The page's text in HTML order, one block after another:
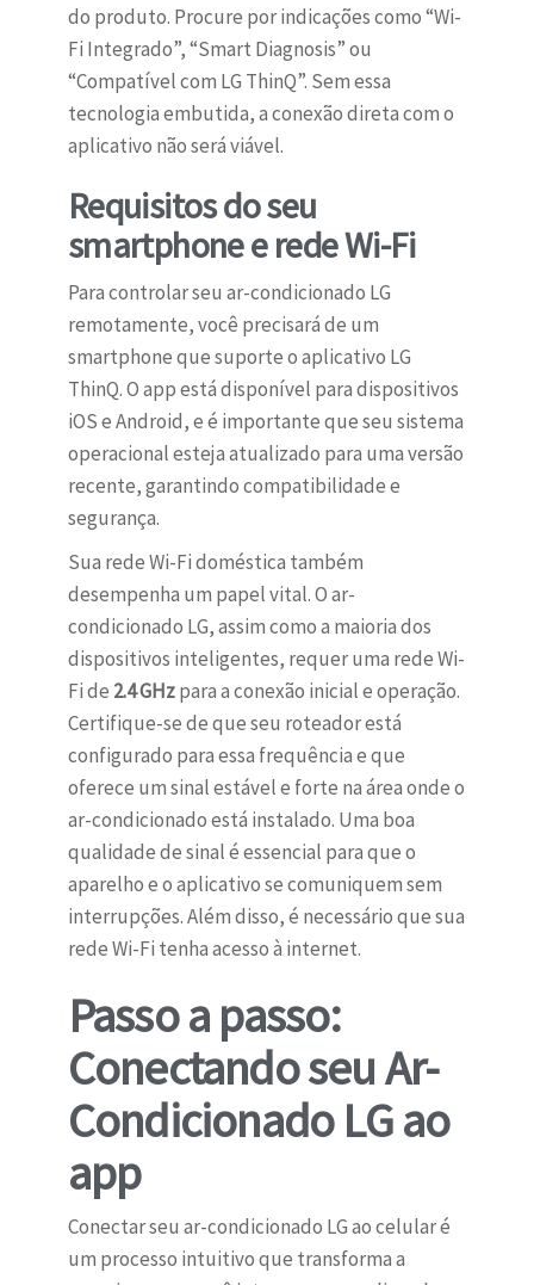
do produto. Procure por indicações como “Wi-
Fi Integrado”, “Smart Diagnosis” ou
“Compatível com LG ThinQ”. Sem essa
tecnologia embutida, a conexão direta com o
aplicativo não será viável.
Requisitos do seu
smartphone e rede Wi-Fi
Para controlar seu ar-condicionado LG
remotamente, você precisará de um
smartphone que suporte o aplicativo LG
ThinQ. O app está disponível para dispositivos
iOS e Android, e é importante que seu sistema
operacional esteja atualizado para uma versão
recente, garantindo compatibilidade e
segurança.
Sua rede Wi-Fi doméstica também
desempenha um papel vital. O ar-
condicionado LG, assim como a maioria dos
dispositivos inteligentes, requer uma rede Wi-
Fi de 2.4 GHzpara a conexão inicial e operação.
Certifique-se de que seu roteador está
configurado para essa frequência e que
oferece um sinal estável e forte na área onde o
ar-condicionado está instalado. Uma boa
qualidade de sinal é essencial para que o
aparelho e o aplicativo se comuniquem sem
interrupções. Além disso, é necessário que sua
rede Wi-Fi tenha acesso à internet.
Passo a passo:
Conectando seu Ar-
Condicionado LG ao
app
Conectar seu ar-condicionado LG ao celular é
um processo intuitivo que transforma a